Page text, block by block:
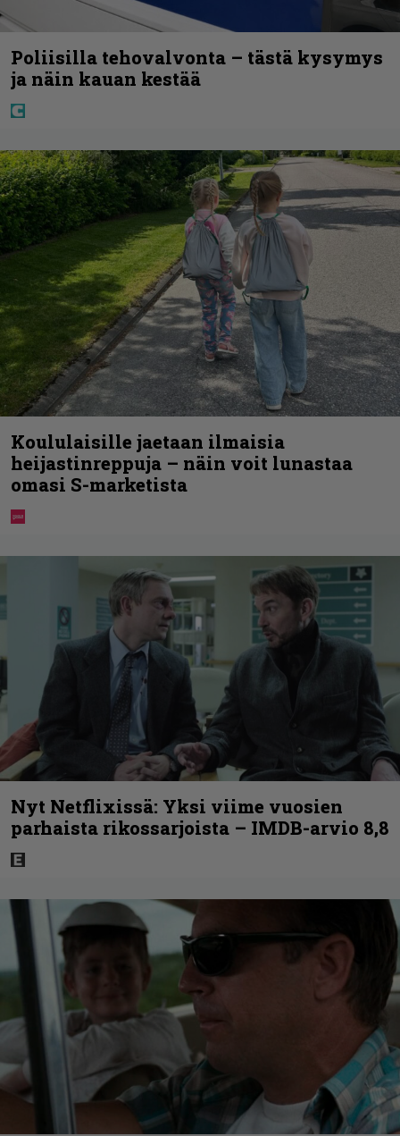
Poliisilla tehovalvonta – tästä kysymys
ja näin kauan kestää
Koululaisille jaetaan ilmaisia
heijastinreppuja – näin voit lunastaa
omasi S-marketista
Nyt Netflixissä: Yksi viime vuosien
parhaista rikossarjoista – IMDB-arvio 8,8